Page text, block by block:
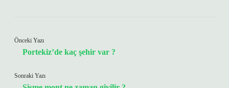
Önceki Yazı
Portekiz’de kaç şehir var ?
Sonraki Yazı